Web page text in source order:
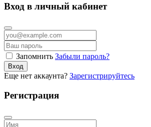
Вход в личный кабинет
Запомнить Забыли пароль?
Вход
Еще нет аккаунта? Зарегистрируйтесь
Регистрация